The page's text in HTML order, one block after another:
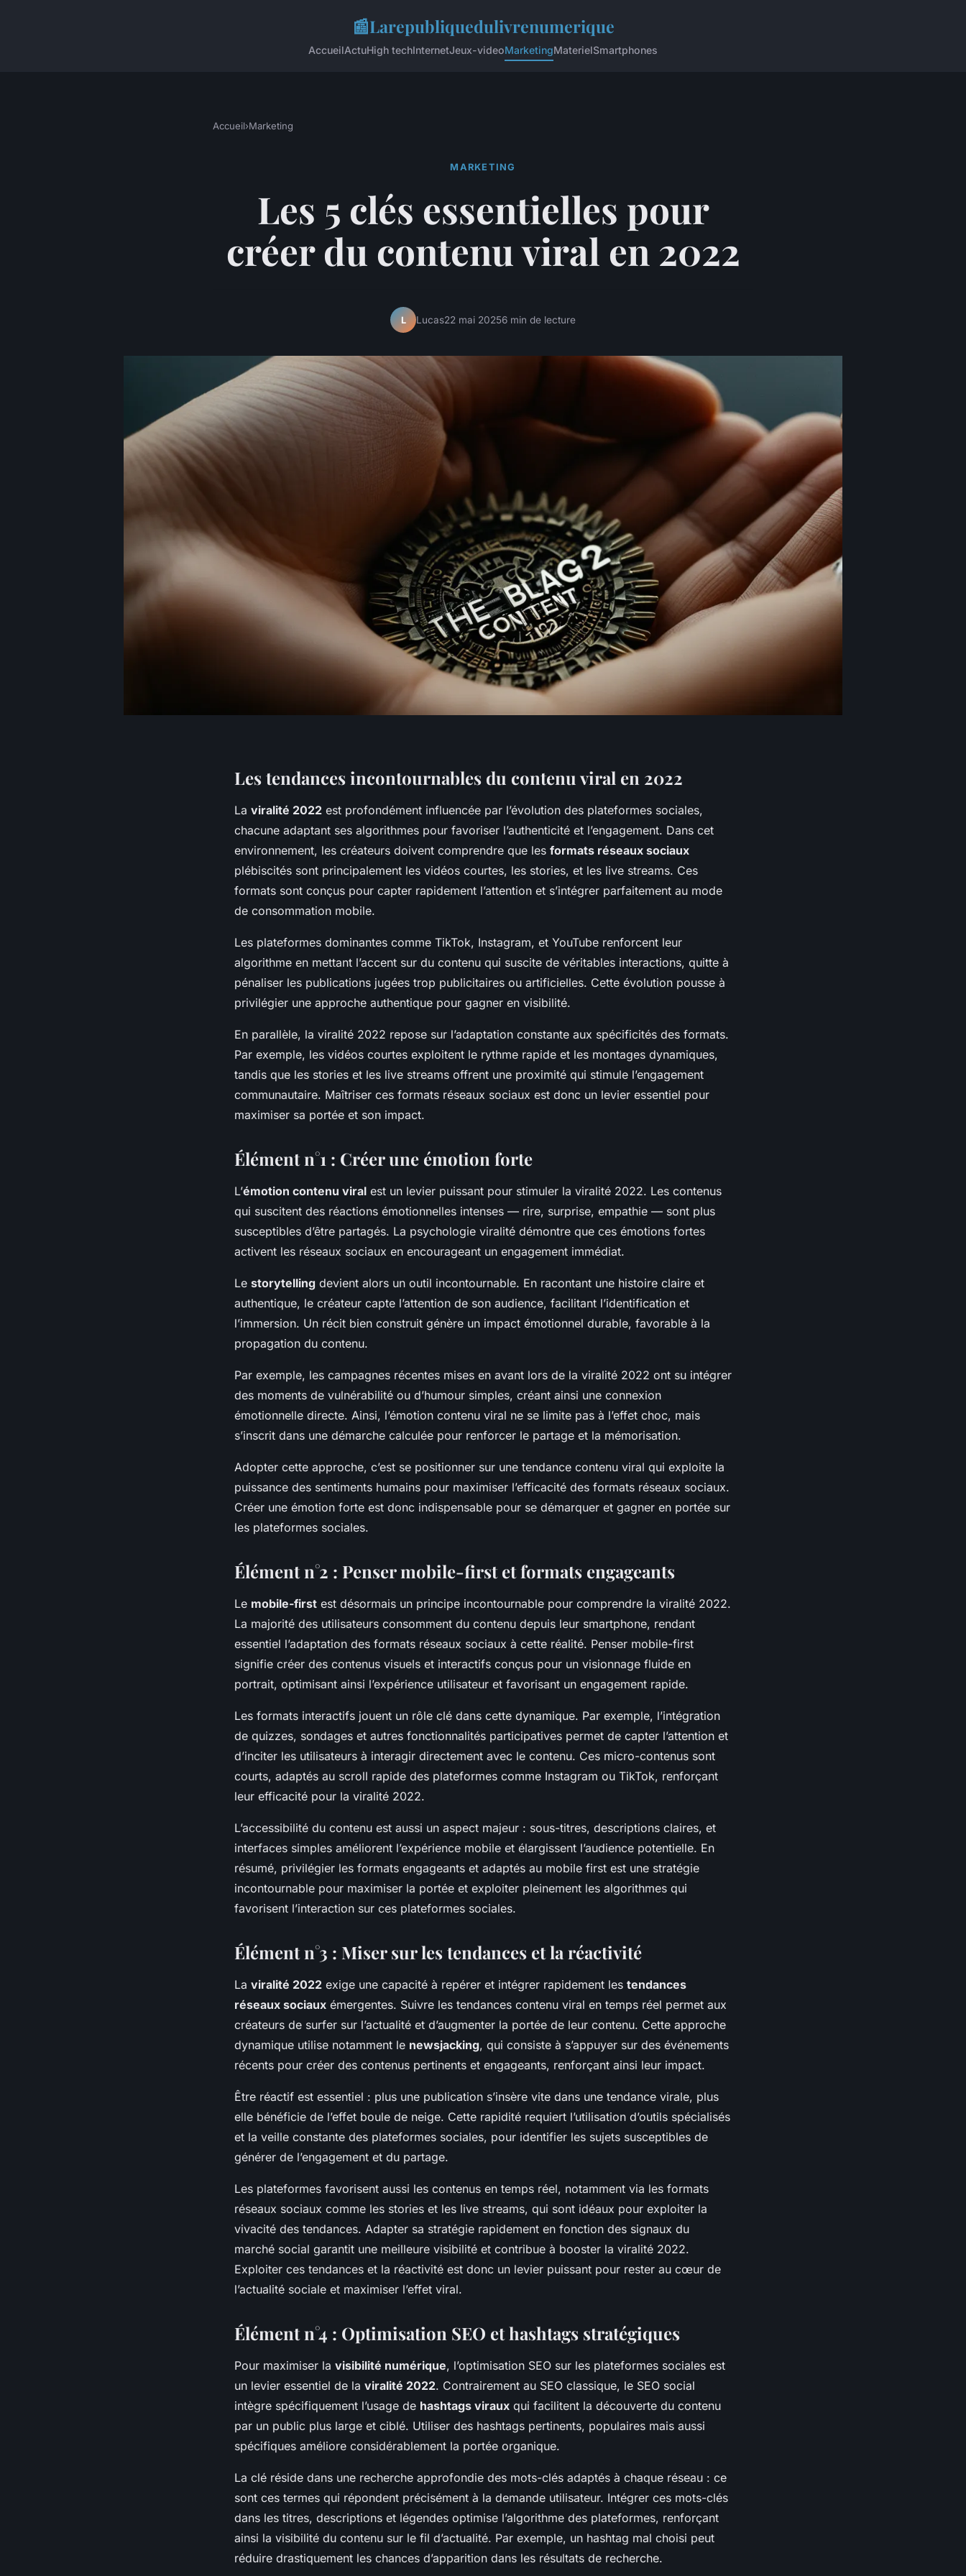
📰Larepubliquedulivrenumerique
AccueilActuHigh techInternetJeux-videoMarketingMaterielSmartphones
Accueil›Marketing
MARKETING
Les 5 clés essentielles pour
créer du contenu viral en 2022
L Lucas22 mai 20256 min de lecture
Les tendances incontournables du contenu viral en 2022
La viralité 2022 est profondément influencée par l’évolution des plateformes sociales,
chacune adaptant ses algorithmes pour favoriser l’authenticité et l’engagement. Dans cet
environnement, les créateurs doivent comprendre que les formats réseaux sociaux
plébiscités sont principalement les vidéos courtes, les stories, et les live streams. Ces
formats sont conçus pour capter rapidement l’attention et s’intégrer parfaitement au mode
de consommation mobile.
Les plateformes dominantes comme TikTok, Instagram, et YouTube renforcent leur
algorithme en mettant l’accent sur du contenu qui suscite de véritables interactions, quitte à
pénaliser les publications jugées trop publicitaires ou artificielles. Cette évolution pousse à
privilégier une approche authentique pour gagner en visibilité.
En parallèle, la viralité 2022 repose sur l’adaptation constante aux spécificités des formats.
Par exemple, les vidéos courtes exploitent le rythme rapide et les montages dynamiques,
tandis que les stories et les live streams offrent une proximité qui stimule l’engagement
communautaire. Maîtriser ces formats réseaux sociaux est donc un levier essentiel pour
maximiser sa portée et son impact.
Élément n°1 : Créer une émotion forte
L’émotion contenu viral est un levier puissant pour stimuler la viralité 2022. Les contenus
qui suscitent des réactions émotionnelles intenses — rire, surprise, empathie — sont plus
susceptibles d’être partagés. La psychologie viralité démontre que ces émotions fortes
activent les réseaux sociaux en encourageant un engagement immédiat.
Le storytelling devient alors un outil incontournable. En racontant une histoire claire et
authentique, le créateur capte l’attention de son audience, facilitant l’identification et
l’immersion. Un récit bien construit génère un impact émotionnel durable, favorable à la
propagation du contenu.
Par exemple, les campagnes récentes mises en avant lors de la viralité 2022 ont su intégrer
des moments de vulnérabilité ou d’humour simples, créant ainsi une connexion
émotionnelle directe. Ainsi, l’émotion contenu viral ne se limite pas à l’effet choc, mais
s’inscrit dans une démarche calculée pour renforcer le partage et la mémorisation.
Adopter cette approche, c’est se positionner sur une tendance contenu viral qui exploite la
puissance des sentiments humains pour maximiser l’efficacité des formats réseaux sociaux.
Créer une émotion forte est donc indispensable pour se démarquer et gagner en portée sur
les plateformes sociales.
Élément n°2 : Penser mobile-first et formats engageants
Le mobile-first est désormais un principe incontournable pour comprendre la viralité 2022.
La majorité des utilisateurs consomment du contenu depuis leur smartphone, rendant
essentiel l’adaptation des formats réseaux sociaux à cette réalité. Penser mobile-first
signifie créer des contenus visuels et interactifs conçus pour un visionnage fluide en
portrait, optimisant ainsi l’expérience utilisateur et favorisant un engagement rapide.
Les formats interactifs jouent un rôle clé dans cette dynamique. Par exemple, l’intégration
de quizzes, sondages et autres fonctionnalités participatives permet de capter l’attention et
d’inciter les utilisateurs à interagir directement avec le contenu. Ces micro-contenus sont
courts, adaptés au scroll rapide des plateformes comme Instagram ou TikTok, renforçant
leur efficacité pour la viralité 2022.
L’accessibilité du contenu est aussi un aspect majeur : sous-titres, descriptions claires, et
interfaces simples améliorent l’expérience mobile et élargissent l’audience potentielle. En
résumé, privilégier les formats engageants et adaptés au mobile first est une stratégie
incontournable pour maximiser la portée et exploiter pleinement les algorithmes qui
favorisent l’interaction sur ces plateformes sociales.
Élément n°3 : Miser sur les tendances et la réactivité
La viralité 2022 exige une capacité à repérer et intégrer rapidement les tendances
réseaux sociaux émergentes. Suivre les tendances contenu viral en temps réel permet aux
créateurs de surfer sur l’actualité et d’augmenter la portée de leur contenu. Cette approche
dynamique utilise notamment le newsjacking, qui consiste à s’appuyer sur des événements
récents pour créer des contenus pertinents et engageants, renforçant ainsi leur impact.
Être réactif est essentiel : plus une publication s’insère vite dans une tendance virale, plus
elle bénéficie de l’effet boule de neige. Cette rapidité requiert l’utilisation d’outils spécialisés
et la veille constante des plateformes sociales, pour identifier les sujets susceptibles de
générer de l’engagement et du partage.
Les plateformes favorisent aussi les contenus en temps réel, notamment via les formats
réseaux sociaux comme les stories et les live streams, qui sont idéaux pour exploiter la
vivacité des tendances. Adapter sa stratégie rapidement en fonction des signaux du
marché social garantit une meilleure visibilité et contribue à booster la viralité 2022.
Exploiter ces tendances et la réactivité est donc un levier puissant pour rester au cœur de
l’actualité sociale et maximiser l’effet viral.
Élément n°4 : Optimisation SEO et hashtags stratégiques
Pour maximiser la visibilité numérique, l’optimisation SEO sur les plateformes sociales est
un levier essentiel de la viralité 2022. Contrairement au SEO classique, le SEO social
intègre spécifiquement l’usage de hashtags viraux qui facilitent la découverte du contenu
par un public plus large et ciblé. Utiliser des hashtags pertinents, populaires mais aussi
spécifiques améliore considérablement la portée organique.
La clé réside dans une recherche approfondie des mots-clés adaptés à chaque réseau : ce
sont ces termes qui répondent précisément à la demande utilisateur. Intégrer ces mots-clés
dans les titres, descriptions et légendes optimise l’algorithme des plateformes, renforçant
ainsi la visibilité du contenu sur le fil d’actualité. Par exemple, un hashtag mal choisi peut
réduire drastiquement les chances d’apparition dans les résultats de recherche.